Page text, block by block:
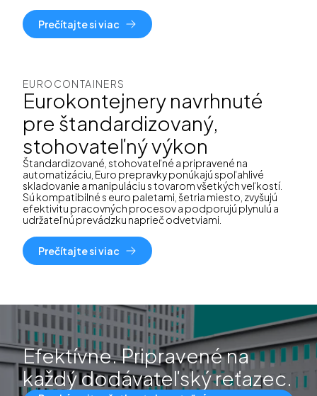
Prečítajte si viac
EUROCONTAINERS
Eurokontejnery navrhnuté
pre štandardizovaný,
stohovateľný výkon
Štandardizované, stohovateľné a pripravené na
automatizáciu, Euro prepravky ponúkajú spoľahlivé
skladovanie a manipuláciu s tovarom všetkých veľkostí.
Sú kompatibilné s euro paletami, šetria miesto, zvyšujú
efektivitu pracovných procesov a podporujú plynulú a
udržateľnú prevádzku naprieč odvetviami.
Prečítajte si viac
Efektívne. Pripravené na
každý dodávateľský reťazec.